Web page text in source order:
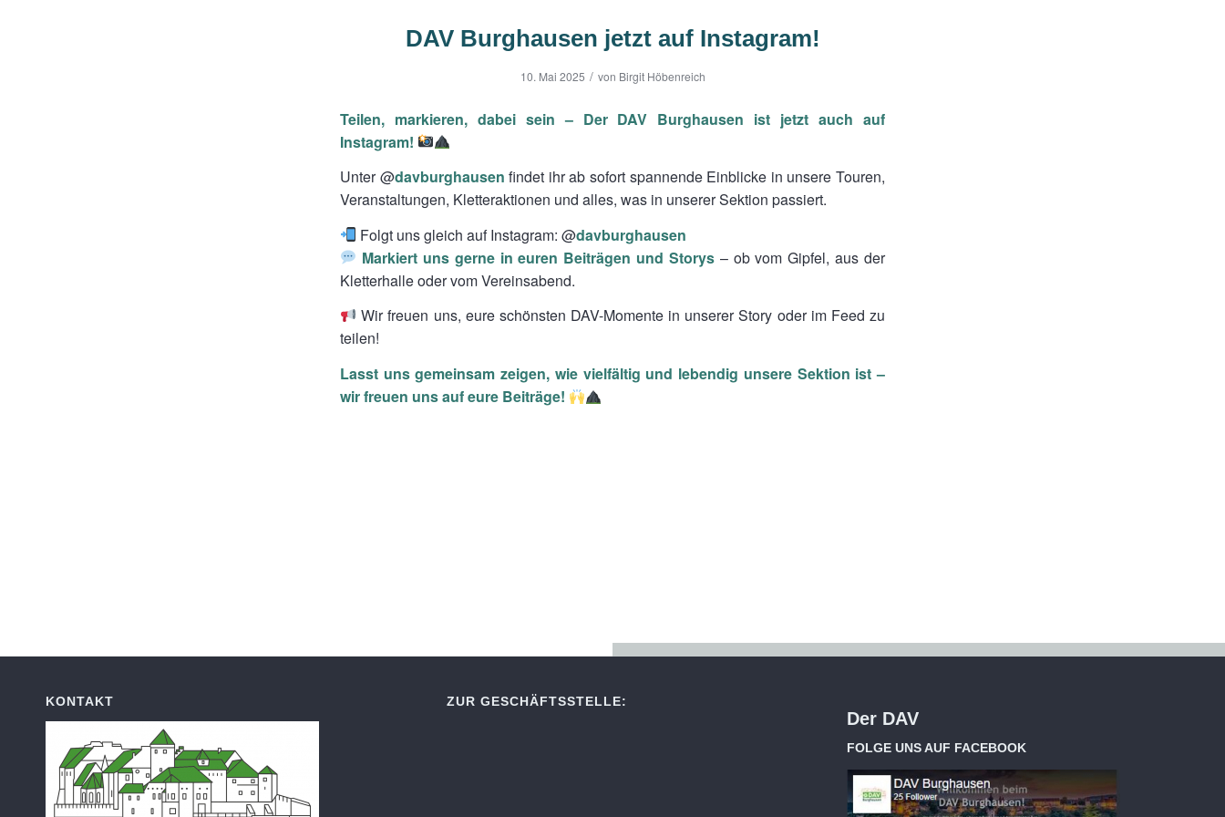
DAV Burghausen jetzt auf Instagram!
10. Mai 2025 / von Birgit Höbenreich
Teilen, markieren, dabei sein – Der DAV Burghausen ist jetzt auch auf
Instagram!
Unter @davburghausen findet ihr ab sofort spannende Einblicke in unsere Touren,
Veranstaltungen, Kletteraktionen und alles, was in unserer Sektion passiert.
Folgt uns gleich auf Instagram: @davburghausen
Markiert uns gerne in euren Beiträgen und Storys– ob vom Gipfel, aus der
Kletterhalle oder vom Vereinsabend.
Wir freuen uns, eure schönsten DAV-Momente in unserer Story oder im Feed zu
teilen!
Lasst uns gemeinsam zeigen, wie vielfältig und lebendig unsere Sektion ist –
wir freuen uns auf eure Beiträge!
KONTAKT ZUR GESCHÄFTSSTELLE:
Der DAV
FOLGE UNS AUF FACEBOOK